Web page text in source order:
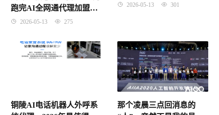
跑完AI全网通代理加盟的
真实经历，这些坑你别踩
2026-05-13 275
费了这么多时间？
2026-05-13 301
铜陵AI电话机器人外呼系
那个凌晨三点回消息的